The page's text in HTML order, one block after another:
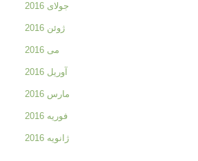
جولای 2016
ژوئن 2016
می 2016
آوریل 2016
مارس 2016
فوریه 2016
ژانویه 2016